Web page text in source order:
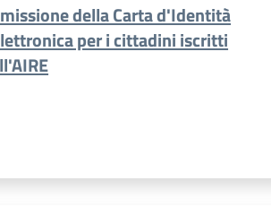
della Carta d'Identità
per i cittadini iscritti